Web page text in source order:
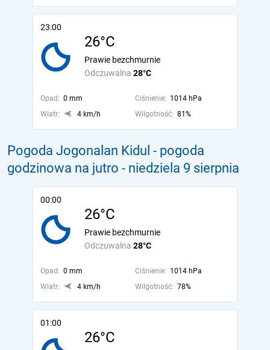
23:00
26°C
Odczuwalna 28°C
Prawie bezchmurnie
Opad: 0 mm Ciśnienie: 1014 hPa
Wiatr:
4 km/h Wilgotność: 81%
Pogoda Jogonalan Kidul - pogoda
godzinowa na jutro - niedziela 9 sierpnia
00:00
26°C
Odczuwalna 28°C
Prawie bezchmurnie
Opad: 0 mm Ciśnienie: 1014 hPa
Wiatr:
4 km/h Wilgotność: 78%
01:00
26°C